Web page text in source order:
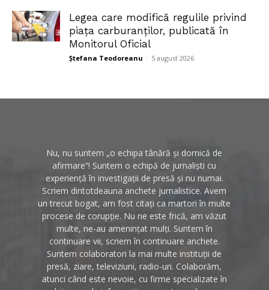
Legea care modifică regulile privind
piața carburanților, publicată în
Monitorul Oficial
Ștefana Teodoreanu - 5 august 2026
Nu, nu suntem „o echipa tânără și dornică de
afirmare”! Suntem o echipă de jurnaliști cu
experiență în investigații de presă și nu numai.
Scriem dintotdeauna anchete jurnalistice. Avem
un trecut bogat, am fost citați ca martori în multe
procese de corupție. Nu ne este frică, am văzut
multe, ne-au amenințat mulți. Suntem în
continuare vii, scriem în continuare anchete.
Suntem colaboratori la mai multe instituții de
presă, ziare, televiziuni, radio-uri. Colaborăm,
atunci când este nevoie, cu firme specializate în